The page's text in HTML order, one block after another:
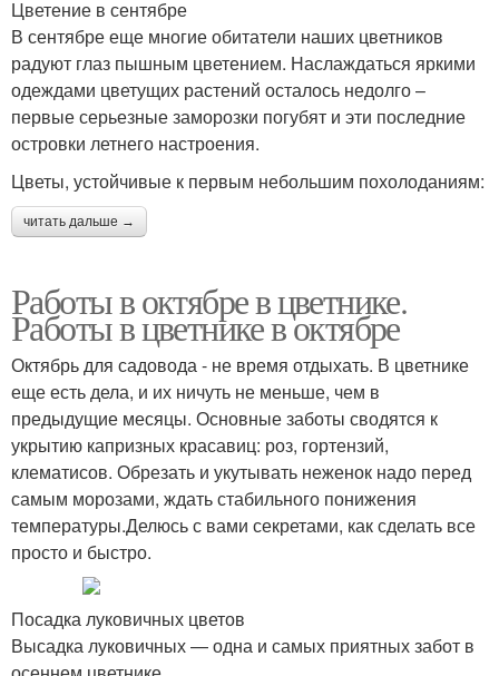
Цветение в сентябре
В сентябре еще многие обитатели наших цветников
радуют глаз пышным цветением. Наслаждаться яркими
одеждами цветущих растений осталось недолго –
первые серьезные заморозки погубят и эти последние
островки летнего настроения.
Цветы, устойчивые к первым небольшим похолоданиям:
читать дальше →
Работы в октябре в цветнике.
Работы в цветнике в октябре
Октябрь для садовода - не время отдыхать. В цветнике
еще есть дела, и их ничуть не меньше, чем в
предыдущие месяцы. Основные заботы сводятся к
укрытию капризных красавиц: роз, гортензий,
клематисов. Обрезать и укутывать неженок надо перед
самым морозами, ждать стабильного понижения
температуры.Делюсь с вами секретами, как сделать все
просто и быстро.
Посадка луковичных цветов
Высадка луковичных — одна и самых приятных забот в